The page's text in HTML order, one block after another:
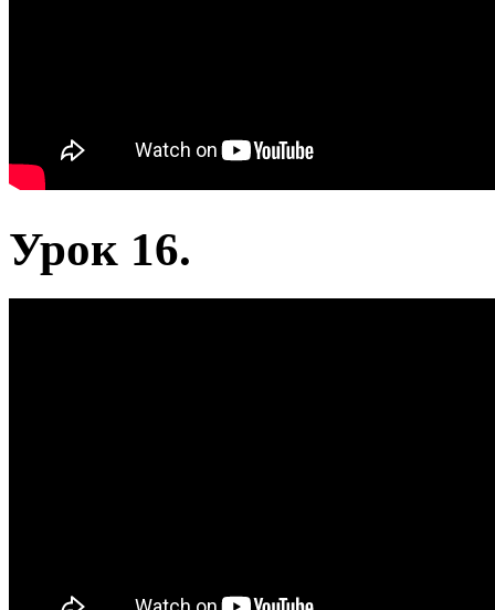
Урок 16.